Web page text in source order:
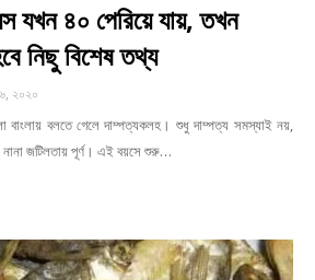
যখন ৪০ পেরিয়ে যায়, তখন
নিছু বিশেষ তথ্য
২০২০
বলতে গেলে দাম্পত্যকলহ। শুধু দাম্পত্য সমস্যাই নয়,
জটিলতায় পূর্ণ। এই বয়সে শুরু…